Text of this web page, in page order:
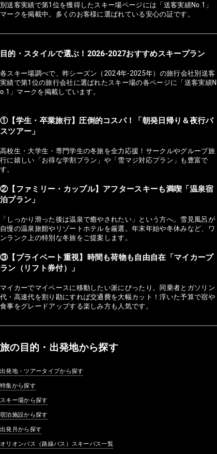
別送客実績で第1位を獲得したスキー場ページには「送客実績No.1」
マークを掲載中。多くのお客様に選ばれている安心の証です。
目的・スタイルで選ぶ！2026-2027おすすめスキープラン
各スキー場調べで、昨シーズン（2024年-2025年）の旅行会社別送客
実績で第1位の旅行会社に選ばれたスキー場の各ページに「送客実績N
o.1」マークを掲載しています。
①【学生・卒業旅行】圧倒的コスパ！「朝発日帰り＆夜行バ
スツアー」
高校生・大学生・専門学生の冬旅を全力応援！サークルやグループ旅
行に嬉しい「お得な学割プラン」や「雪マジ対応プラン」も豊富で
す。
②【ファミリー・カップル】アフタースキーも満喫「温泉宿
泊プラン」
「しっかり滑った後は温泉で癒やされたい」という方へ。雪見風呂が
自慢の温泉旅館やリゾートホテルを厳選。年末年始や冬休みなど、ワ
ンランク上の特別な冬旅をご提案します。
③【プライベート重視】時間も荷物も自由自在「マイカープ
ラン（リフト券付）」
マイカーでマイペースに移動したい派にぴったり。同乗者とガソリン
代・高速代を割り勘にすれば交通費を大幅カット！浮いた予算で宿や
食事をグレードアップする楽しみ方も人気です。
旅の目的・出発地から探す
出発地・ツアータイプから探す
特集から探す
スキー場から探す
宿泊施設から探す
出発月から探す
オリオンバス（路線バス）スキーバス一覧